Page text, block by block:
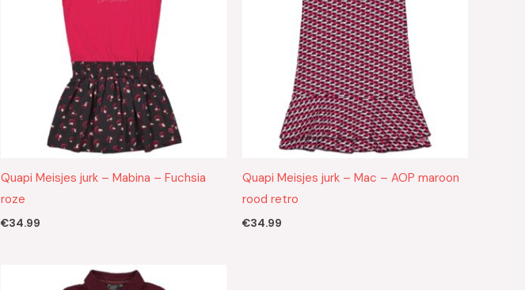
Quapi Meisjes jurk – Mabina – Fuchsia
roze
€34.99
Quapi Meisjes jurk – Mac – AOP maroon
rood retro
€34.99